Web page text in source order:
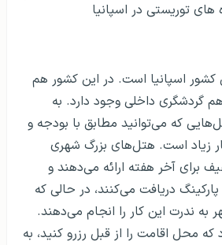
های توریستی در اسپانیا
اسپانیا است. در این کشور هم
گردشگری داخلی وجود دارد. به
که می‌توانید مطابق با بودجه و
زیاد است. هتل‌های بزرگ شهری
برای آخر هفته ارائه می‌دهند و
دریافت می‌کنند، در حالی که
به ندرت این کار را انجام می‌دهند.
محل اقامت را از قبل رزرو کنید، به